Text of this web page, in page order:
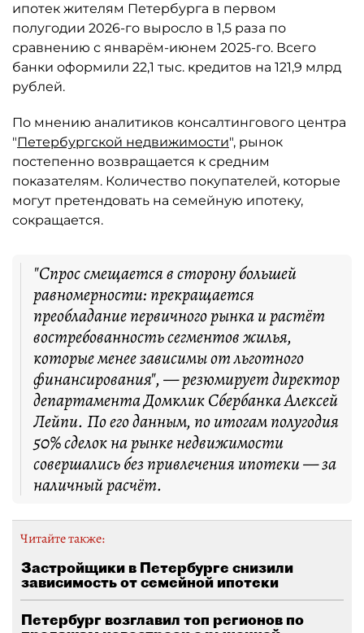
ипотек жителям Петербурга в первом
полугодии 2026-го выросло в 1,5 раза по
сравнению с январём-июнем 2025-го. Всего
банки оформили 22,1 тыс. кредитов на 121,9 млрд
рублей.
По мнению аналитиков консалтингового центра
"Петербургской недвижимости", рынок
постепенно возвращается к средним
показателям. Количество покупателей, которые
могут претендовать на семейную ипотеку,
сокращается.
"Спрос смещается в сторону большей
равномерности: прекращается
преобладание первичного рынка и растёт
востребованность сегментов жилья,
которые менее зависимы от льготного
финансирования", — резюмирует директор
департамента Домклик Сбербанка Алексей
Лейпи. По его данным, по итогам полугодия
50% сделок на рынке недвижимости
совершались без привлечения ипотеки — за
наличный расчёт.
Читайте также:
Застройщики в Петербурге снизили
зависимость от семейной ипотеки
Петербург возглавил топ регионов по